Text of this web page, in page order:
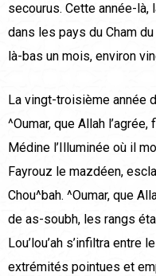
secourus. Cette année-
dans les pays du Cham
là-bas un mois, environ
La vingt-troisième année
^Oumar, que Allah
Médine l’Illuminée où il
Fayrouz le mazdéen,
Chou^bah. ^Oumar, que
de as-soubh, les rangs
Lou’lou’ah s’infiltra entre
extrémités pointues et